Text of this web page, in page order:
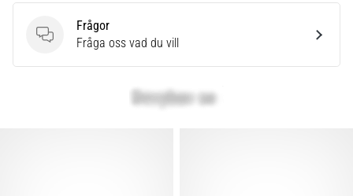
Frågor
Frågor
Fråga oss vad du vill